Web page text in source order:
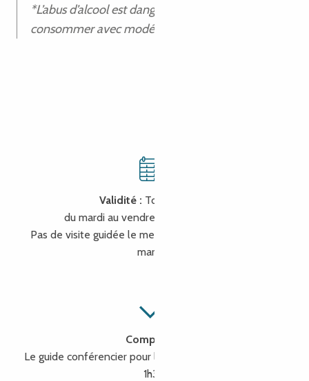
*L’abus d’alcool est dangereux pour la santé. A
consommer avec modération.
Validité : Toute l’année
du mardi au vendredi, sauf jours fériés.
Pas de visite guidée le mercredi matin pour cause de
marché
Comprend :
Le guide conférencier pour la visite guidée de Tréguier |
1h30